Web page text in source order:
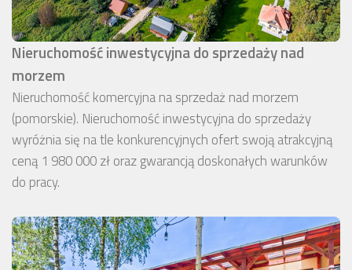
Nieruchomość inwestycyjna do sprzedaży nad
morzem
Nieruchomość komercyjna na sprzedaż nad morzem
(pomorskie). Nieruchomość inwestycyjna do sprzedaży
wyróżnia się na tle konkurencyjnych ofert swoją atrakcyjną
ceną 1 980 000 zł oraz gwarancją doskonałych warunków
do pracy.